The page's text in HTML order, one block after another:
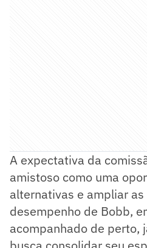
A expectativa da
amistoso como uma
alternativas e ampliar
desempenho de Bobb,
acompanhado de perto,